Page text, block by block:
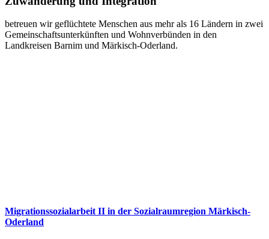
betreuen wir geflüchtete Menschen aus mehr als 16 Ländern in zwei
Gemeinschaftsunterkünften und Wohnverbünden in den
Landkreisen Barnim und Märkisch-Oderland.
Migrationssozialarbeit II in der Sozialraumregion Märkisch-
Oderland